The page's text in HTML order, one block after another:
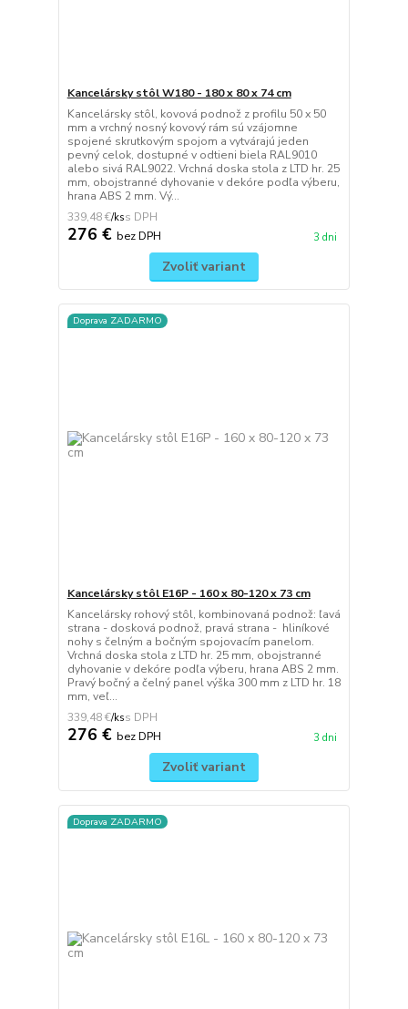
Kancelársky stôl W180 - 180 x 80 x 74 cm
Kancelársky stôl, kovová podnož z profilu 50 x 50
mm a vrchný nosný kovový rám sú vzájomne
spojené skrutkovým spojom a vytvárajú jeden
pevný celok, dostupné v odtieni biela RAL9010
alebo sivá RAL9022. Vrchná doska stola z LTD hr. 25
mm, obojstranné dyhovanie v dekóre podľa výberu,
hrana ABS 2 mm. Vý...
339,48 €/ks
276 € bez DPH 3 dni
Zvoliť variant
Doprava ZADARMO
Kancelársky stôl E16P - 160 x 80-120 x 73 cm
Kancelársky rohový stôl, kombinovaná podnož: ľavá
strana - dosková podnož, pravá strana - hliníkové
nohy s čelným a bočným spojovacím panelom.
Vrchná doska stola z LTD hr. 25 mm, obojstranné
dyhovanie v dekóre podľa výberu, hrana ABS 2 mm.
Pravý bočný a čelný panel výška 300 mm z LTD hr. 18
mm, veľ...
339,48 €/ks
276 € bez DPH 3 dni
Zvoliť variant
Doprava ZADARMO